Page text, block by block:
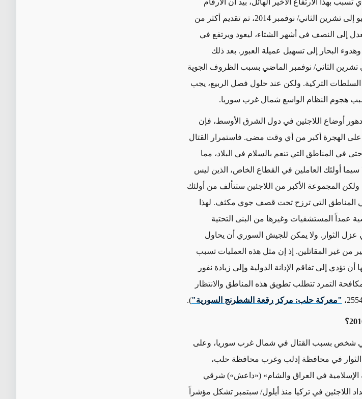
تظهر أيضاً نمطاً موسمياً. فمن حزيران/ يونيو إلى تشرين الثاني/ نوفمبر 2014، تم تقديم أكثر من
إلى النصف في أشهر الشتاء، ليعود ويرتفع في
وهدوء البحار إلى تسهيل عميلة العبور. بعد ذلك
الثاني/ نوفمبر الماضي بسبب الظروف الجوية
السلطات التركية. ولكن عند حلول فصل الربيع، يجب
هجوم النظام الواسع شمال غرب سوريا.
أوضاع اللاجئين في دول الشرق الأوسط، فإن
الهجرة أكبر من أي وقت مضى. فاستمرار القتال
في المناطق التي تنعم بالسلام في البلاد، مما
سيما أولئك العاملين في القطاع الخاص، الذين ليس
المجموعة الأكبر من اللاجئين ستتألف من أولئك
المناطق التي ترزح تحت قصف جوي مكثف. لهذا
عمداً المستشفيات وغيرها من البنى التحتية
عزل الثوار. ولا يمكن للجيش السوري أن يحاول
من غير المقاتلين. إذ إن مثل هذه العمليات تسبب
إلى تفاقم الإدانة الدولية وإلى زيادة نفور
التمرد تتطلب تطويق هذه المناطق والانتظار
"معركة حلب: مركز رقعة الشطرنج السورية").
شخص بسبب القتال في شمال غرب سوريا، وعلى
الثوار في محافظة إدلب وغرب محافظة حلب،
الإسلامية في العراق والشام» («داعش») شرقي
اللاجئين في تركيا منذ أيلول/ سبتمبر تشكل مؤشراً